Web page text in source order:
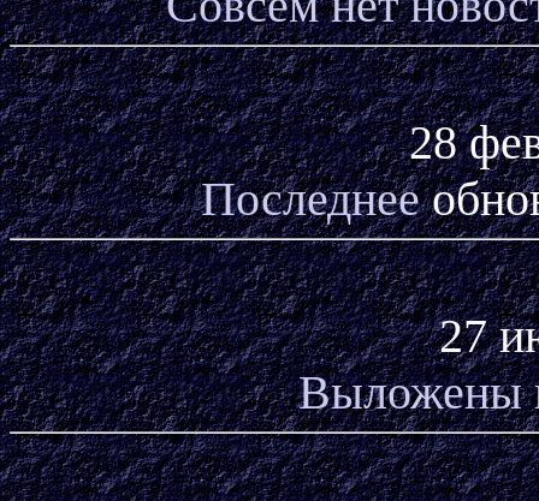
28
Последнее
27
Выложены